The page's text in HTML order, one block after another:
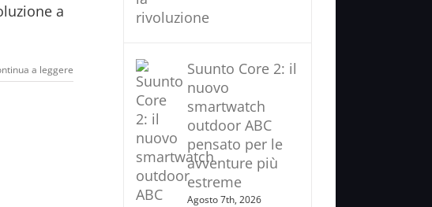
a
a leggere
Suunto Core 2: il
nuovo
smartwatch
outdoor ABC
pensato per le
avventure più
estreme
Agosto 7th, 2026